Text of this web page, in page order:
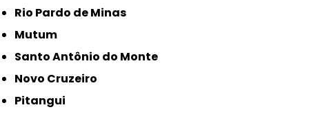
Rio Pardo de Minas
Mutum
Santo Antônio do Monte
Novo Cruzeiro
Pitangui